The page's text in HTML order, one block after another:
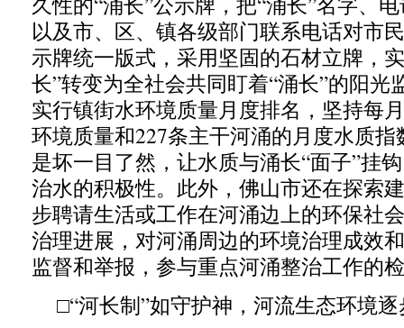
以及市、区、镇各级部门联系电话对市
示牌统一版式，采用坚固的石材立牌，
长”转变为全社会共同盯着“涌长”的阳光
实行镇街水环境质量月度排名，坚持每
环境质量和227条主干河涌的月度水质
是坏一目了然，让水质与涌长“面子”挂
治水的积极性。此外，佛山市还在探索
步聘请生活或工作在河涌边上的环保社
治理进展，对河涌周边的环境治理成效
监督和举报，参与重点河涌整治工作的
□“河长制”如守护神，河流生态环境